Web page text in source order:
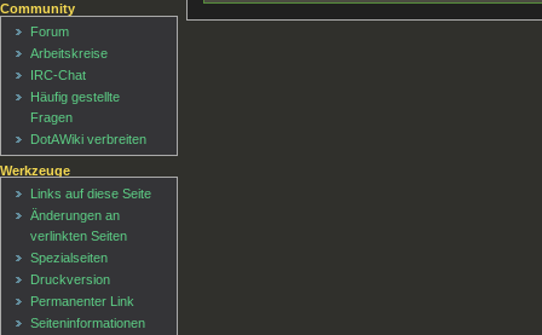
Community
Forum
Arbeitskreise
IRC-Chat
Häufig gestellte
Fragen
DotAWiki verbreiten
Werkzeuge
Links auf diese Seite
Änderungen an
verlinkten Seiten
Spezialseiten
Druckversion
Permanenter Link
Seiten­informationen